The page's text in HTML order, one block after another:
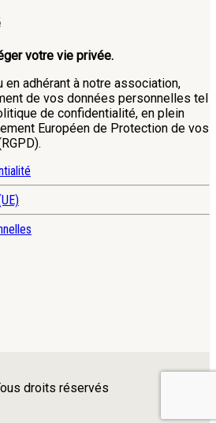
votre vie privée.
adhérant à notre association,
de vos données personnelles tel
de confidentialité, en plein
Européen de Protection de vos
droits réservés